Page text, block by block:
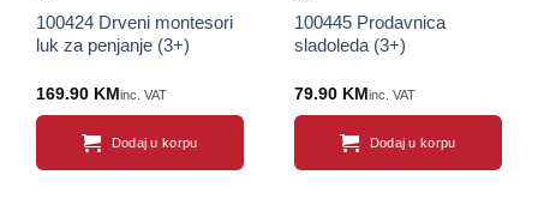
100424 Drveni montesori
luk za penjanje (3+)
169.90 KM inc. VAT
Dodaj u korpu
100445 Prodavnica
sladoleda (3+)
79.90 KM inc. VAT
Dodaj u korpu